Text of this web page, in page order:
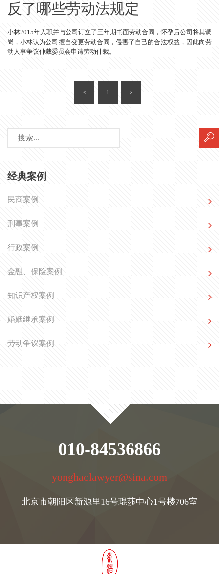
反了哪些劳动法规定
小林2015年入职并与公司订立了三年期书面劳动合同，怀孕后公司将其调
岗，小林认为公司擅自变更劳动合同，侵害了自己的合法权益，因此向劳
动人事争议仲裁委员会申请劳动仲裁。
< 1 >
经典案例
民商案例
刑事案例
行政案例
金融、保险案例
知识产权案例
婚姻继承案例
劳动争议案例
010-84536866
yonghaolawyer@sina.com
北京市朝阳区新源里16号琨莎中心1号楼706室